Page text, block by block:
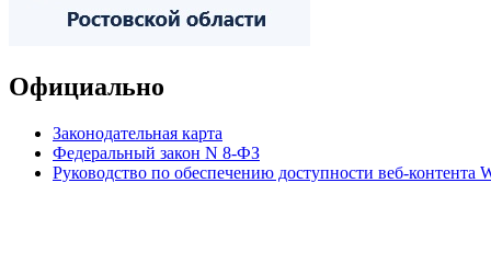
Официально
Законодательная карта
Федеральный закон N 8-ФЗ
Руководство по обеспечению доступности веб-контента